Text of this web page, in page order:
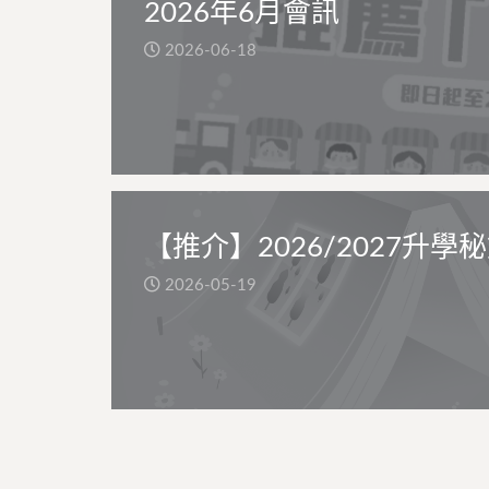
2026年6月會訊
2026-06-18
【推介】2026/2027升學
2026-05-19